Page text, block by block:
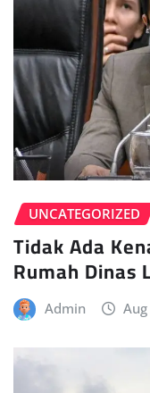
UNCATEGORIZED
Tidak Ada
Rumah Dinas
Admin